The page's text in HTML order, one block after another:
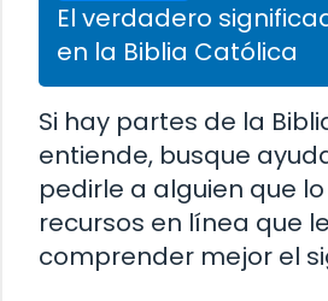
El verdadero
en la Biblia Católica
Si hay partes de la
entiende, busque
pedirle a alguien que
recursos en línea que
comprender mejor el